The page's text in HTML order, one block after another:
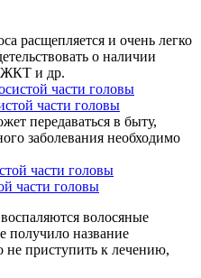
расщепляется и очень легко
о наличии
ЖКТ и др.
части головы
передаваться в быту,
заболевания необходимо
части головы
волосяные
получило название
не приступить к лечению,